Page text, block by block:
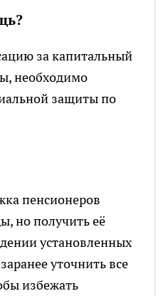
за капитальный
необходимо
защиты по
пенсионеров
но получить её
установленных
уточнить все
избежать